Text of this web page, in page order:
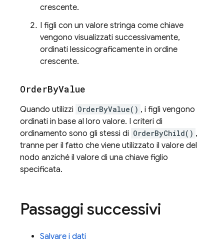
crescente.
I figli con un valore stringa come chiave
vengono visualizzati successivamente,
ordinati lessicograficamente in ordine
crescente.
OrderByValue
Quando utilizzi OrderByValue() , i figli vengono
ordinati in base al loro valore. I criteri di
ordinamento sono gli stessi di OrderByChild() ,
tranne per il fatto che viene utilizzato il valore del
nodo anziché il valore di una chiave figlio
specificata.
Passaggi successivi
Salvare i dati